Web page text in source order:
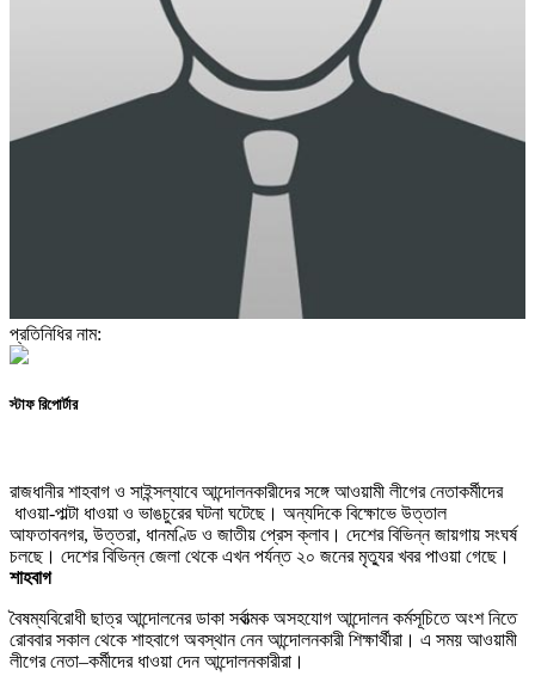
প্রতিনিধির নাম:
স্টাফ রিপোর্টার
রাজধানীর শাহবাগ ও সাইন্সল্যাবে আন্দোলনকারীদের সঙ্গে আওয়ামী লীগের নেতাকর্মীদের
ধাওয়া-পাল্টা ধাওয়া ও ভাঙচুরের ঘটনা ঘটেছে। অন্যদিকে বিক্ষোভে উত্তাল
আফতাবনগর, উত্তরা, ধানমণ্ডি ও জাতীয় প্রেস ক্লাব। দেশের বিভিন্ন জায়গায় সংঘর্ষ
চলছে। দেশের বিভিন্ন জেলা থেকে এখন পর্যন্ত ২০ জনের মৃত্যুর খবর পাওয়া গেছে।
শাহবাগ
বৈষম্যবিরোধী ছাত্র আন্দোলনের ডাকা সর্বাত্মক অসহযোগ আন্দোলন কর্মসূচিতে অংশ নিতে
রোববার সকাল থেকে শাহবাগে অবস্থান নেন আন্দোলনকারী শিক্ষার্থীরা। এ সময় আওয়ামী
লীগের নেতা–কর্মীদের ধাওয়া দেন আন্দোলনকারীরা।